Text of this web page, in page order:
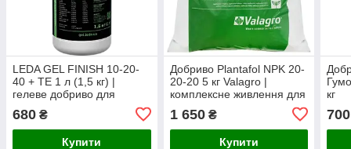
LEDA GEL FINISH 10-20-
40 + TE 1 л (1,5 кг) |
гелеве добриво для
підвищення врожайності
та якості продукції
680 ₴
Купити
Добриво Plantafol NPK 20-
20-20 5 кг Valagro |
комплексне живлення для
росту та розвитку рослин
1 650₴
Купити
кг
700